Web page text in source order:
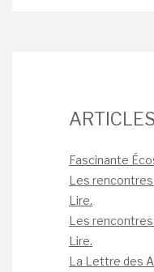
Fascinante
Les rencontres
Lire.
Les rencontres
Lire.
La Lettre des